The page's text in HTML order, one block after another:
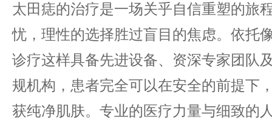
太田痣的治疗是一场关乎自信重塑的旅
忧，理性的选择胜过盲目的焦虑。依托
诊疗这样具备先进设备、资深专家团队
规机构，患者完全可以在安全的前提下
获纯净肌肤。专业的医疗力量与细致的